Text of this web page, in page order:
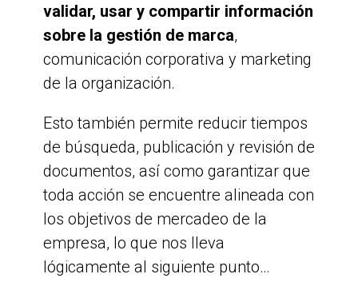
validar, usar y compartir información
sobre la gestión de marca,
comunicación corporativa y marketing
de la organización.
Esto también permite reducir tiempos
de búsqueda, publicación y revisión de
documentos, así como garantizar que
toda acción se encuentre alineada con
los objetivos de mercadeo de la
empresa, lo que nos lleva
lógicamente al siguiente punto…